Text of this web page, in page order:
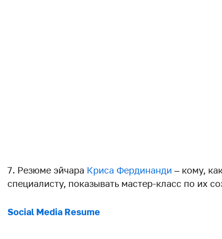
7. Резюме эйчара Криса Фердинанди – кому,
специалисту, показывать мастер-класс по их
Social Media Resume